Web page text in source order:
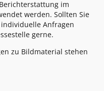
im
werden. Sollten Sie
Anfragen
gerne.
zu Bildmaterial stehen